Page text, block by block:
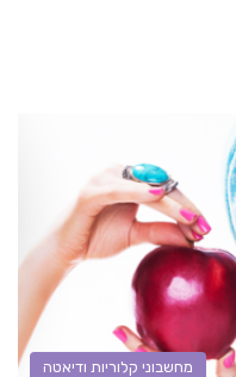
מחשבוני קלוריות ודיאטה